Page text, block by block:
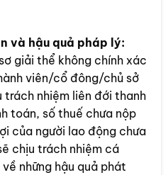
và hậu quả pháp lý:
giải thể không chính xác
viên/cổ đông/chủ sở
trách nhiệm liên đới thanh
toán, số thuế chưa nộp
của người lao động chưa
chịu trách nhiệm cá
những hậu quả phát